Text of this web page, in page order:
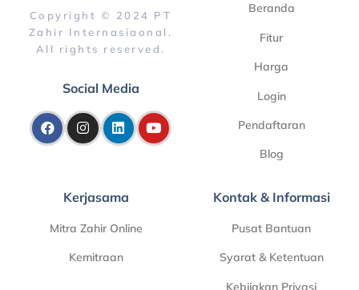
Copyright © 2024 PT
Zahir Internasiaonal.
All rights reserved.
Social Media
Beranda
Fitur
Harga
Login
Pendaftaran
Blog
Kerjasama
Mitra Zahir Online
Kemitraan
Kontak & Informasi
Pusat Bantuan
Syarat & Ketentuan
Kebijakan Privasi